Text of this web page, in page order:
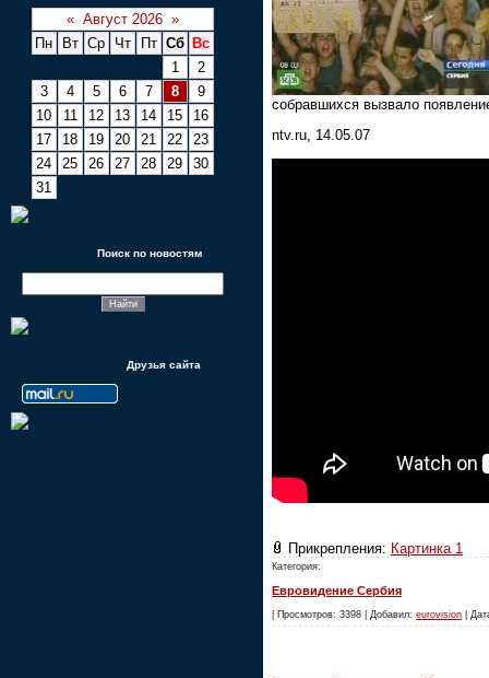
« Август 2026 »
Пн
Вт Ср Чт Пт Сб
Вс
1
2
3
4 5 6 7 8
9
10
11 12 13 14 15
16
17
18 19 20 21 22
23
24
25 26 27 28 29
30
31
Поиск по новостям
Друзья сайта
собравшихся вызвало
ntv.ru, 14.05.07
Прикрепления: Картинка 1
Категория:
Евровидение Сербия
| Просмотров: 3398 | Добавил: eurovision |